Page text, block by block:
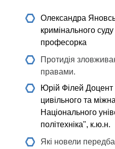
Олександра
кримінального
професорка
Протидія
правами.
Юрій Філей Доцент
цивільного та
Національного
політехніка", к.ю.н.
Які новели